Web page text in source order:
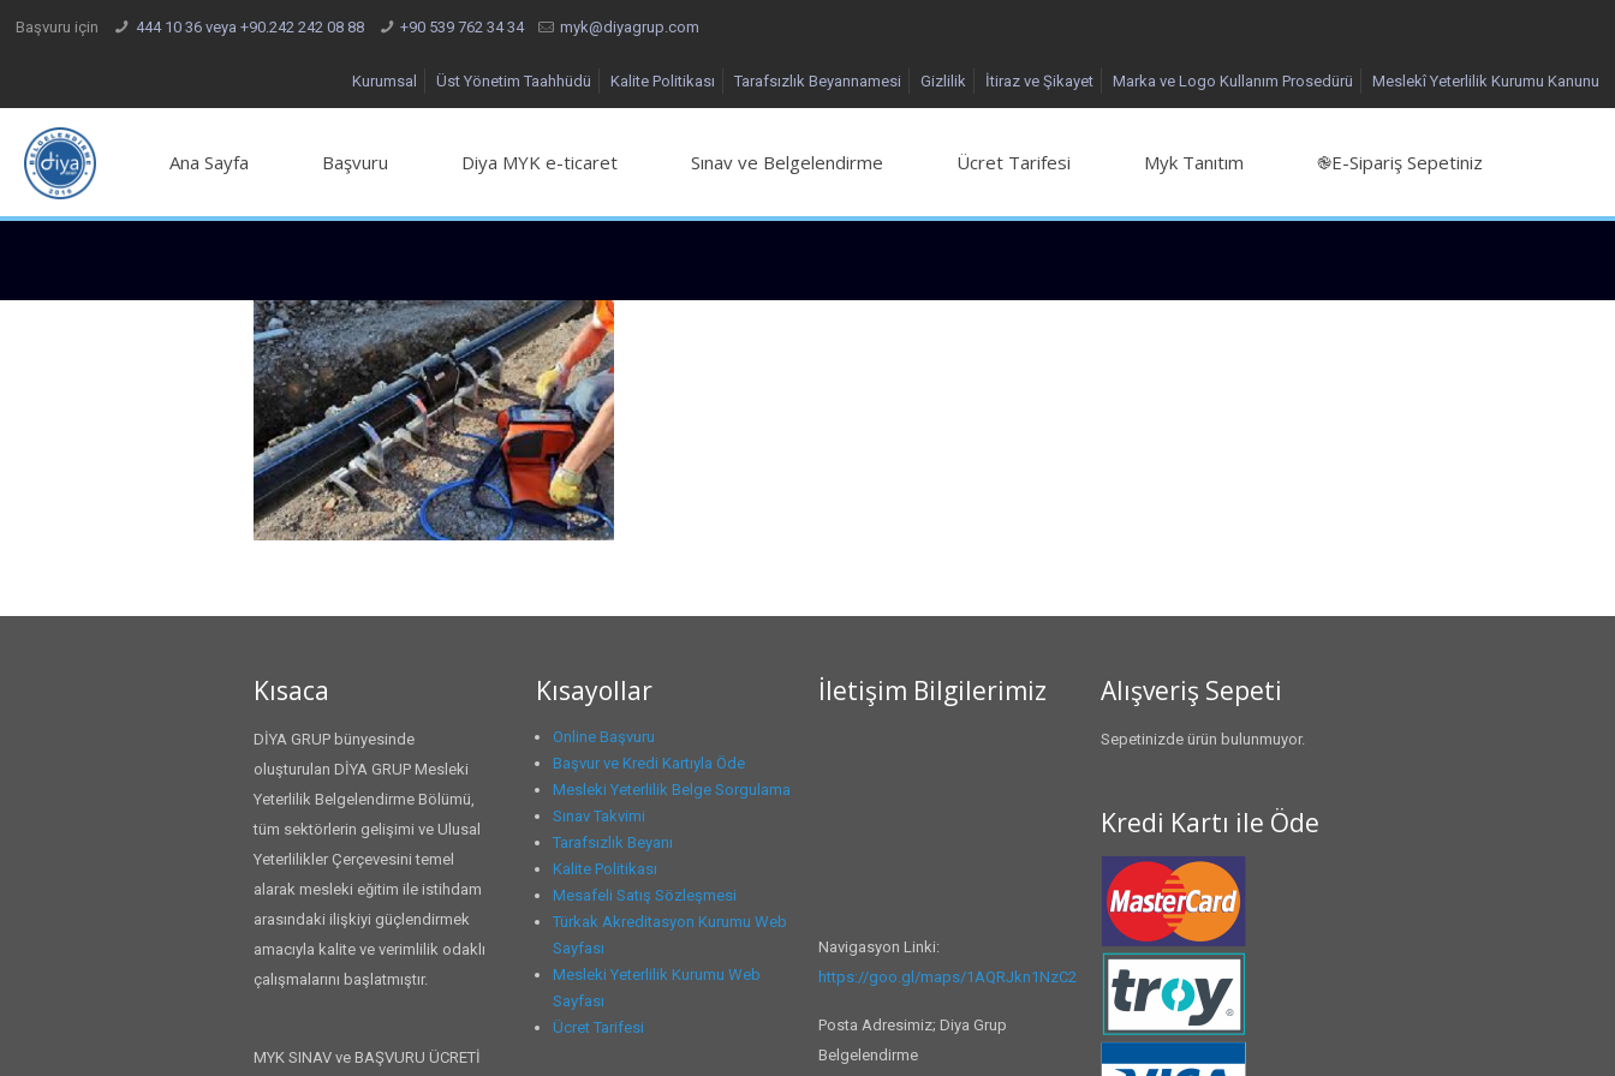
Başvuru için 444 10 36 veya +90.242 242 08 88 +90 539 762 34 34 myk@diyagrup.com
Kurumsal Üst Yönetim Taahhüdü Kalite Politikası Tarafsızlık Beyannamesi Gizlilik İtiraz ve Şikayet Marka ve Logo Kullanım Prosedürü Meslekî Yeterlilik Kurumu Kanunu
Ana Sayfa Başvuru Diya MYK e-ticaret Sınav ve Belgelendirme Ücret Tarifesi Myk Tanıtım ֎E-Sipariş Sepetiniz
Kısaca
DİYA GRUP bünyesinde
oluşturulan DİYA GRUP Mesleki
Yeterlilik Belgelendirme Bölümü,
tüm sektörlerin gelişimi ve Ulusal
Yeterlilikler Çerçevesini temel
alarak mesleki eğitim ile istihdam
arasındaki ilişkiyi güçlendirmek
amacıyla kalite ve verimlilik odaklı
çalışmalarını başlatmıştır.
MYK SINAV ve BAŞVURU ÜCRETİ
Kısayollar
Online Başvuru
Başvur ve Kredi Kartıyla Öde
Mesleki Yeterlilik Belge Sorgulama
Sınav Takvimi
Tarafsızlık Beyanı
Kalite Politikası
Mesafeli Satış Sözleşmesi
Türkak Akreditasyon Kurumu Web
Sayfası
Mesleki Yeterlilik Kurumu Web
Sayfası
Ücret Tarifesi
İletişim Bilgilerimiz
Navigasyon Linki:
https://goo.gl/maps/1AQRJkn1NzC2
Posta Adresimiz; Diya Grup
Belgelendirme
Alışveriş Sepeti
Sepetinizde ürün bulunmuyor.
Kredi Kartı ile Öde